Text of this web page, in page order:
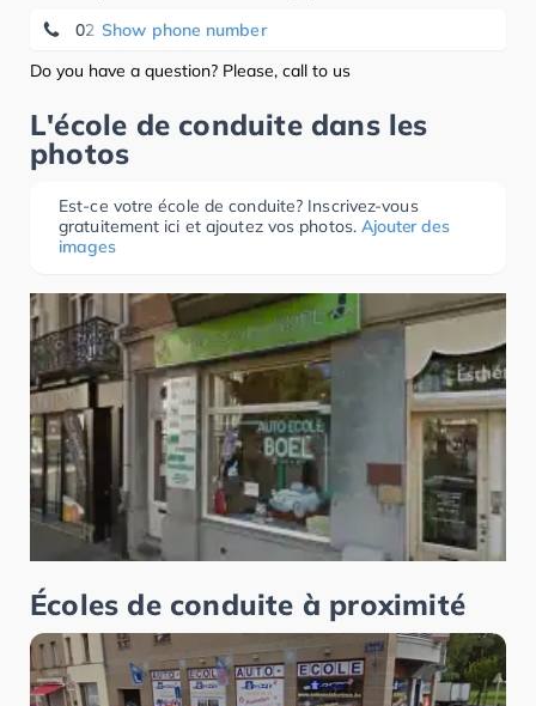
Show phone number
02 345 16 16
Do you have a question? Please, call to us
L'école de conduite dans les
photos
Est-ce votre école de conduite? Inscrivez-vous
gratuitement ici et ajoutez vos photos. Ajouter des
images
Écoles de conduite à proximité